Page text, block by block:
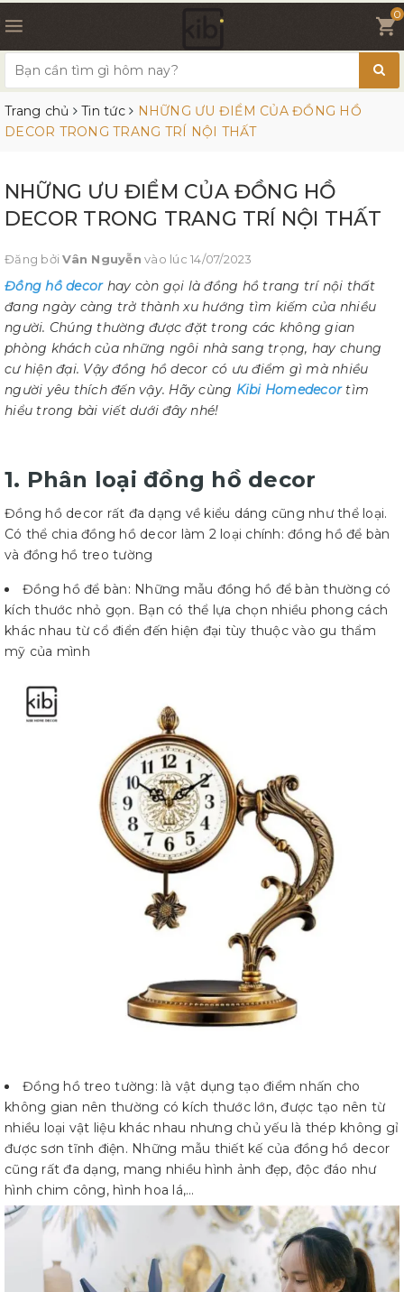
0
Trang chủ Tin tức
NHỮNG ƯU ĐIỂM CỦA ĐỒNG HỒ
DECOR TRONG TRANG TRÍ NỘI THẤT
NHỮNG ƯU ĐIỂM CỦA ĐỒNG HỒ
DECOR TRONG TRANG TRÍ NỘI THẤT
Đăng bởiVân Nguyễn vào lúc 14/07/2023
Đồng hồ decor hay còn gọi là đồng hồ trang trí nội thất
đang ngày càng trở thành xu hướng tìm kiếm của nhiều
người. Chúng thường được đặt trong các không gian
phòng khách của những ngôi nhà sang trọng, hay chung
cư hiện đại. Vậy đồng hồ decor có ưu điểm gì mà nhiều
người yêu thích đến vậy. Hãy cùng Kibi Homedecortìm
hiểu trong bài viết dưới đây nhé!
1. Phân loại đồng hồ decor
Đồng hồ decor rất đa dạng về kiểu dáng cũng như thể loại.
Có thể chia đồng hồ decor làm 2 loại chính: đồng hồ để bàn
và đồng hồ treo tường
Đồng hồ để bàn: Những mẫu đồng hồ để bàn thường có
kích thước nhỏ gọn. Bạn có thể lựa chọn nhiều phong cách
khác nhau từ cổ điển đến hiện đại tùy thuộc vào gu thẩm
mỹ của mình
Đồng hồ treo tường: là vật dụng tạo điểm nhấn cho
không gian nên thường có kích thước lớn, được tạo nên từ
nhiều loại vật liệu khác nhau nhưng chủ yếu là thép không gỉ
được sơn tĩnh điện. Những mẫu thiết kế của đồng hồ decor
cũng rất đa dạng, mang nhiều hình ảnh đẹp, độc đáo như
hình chim công, hình hoa lá,…